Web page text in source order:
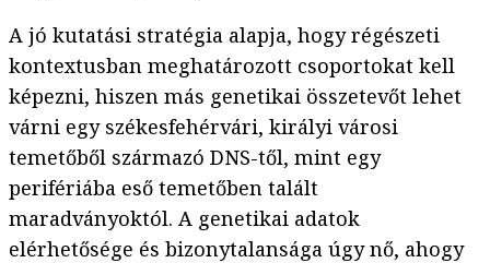
A jó kutatási stratégia alapja, hogy régészeti
kontextusban meghatározott csoportokat kell
képezni, hiszen más genetikai összetevőt lehet
várni egy székesfehérvári, királyi városi
temetőből származó DNS-től, mint egy
perifériába eső temetőben talált
maradványoktól. A genetikai adatok
elérhetősége és bizonytalansága úgy nő, ahogy